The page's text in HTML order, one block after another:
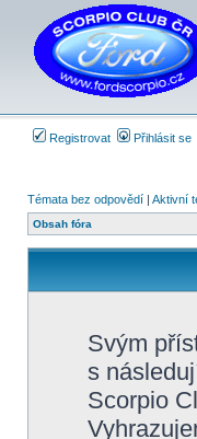
Registrovat Přihlásit se
Témata bez odpovědí | Aktivní
Obsah fóra
Svým
s
Scorpio